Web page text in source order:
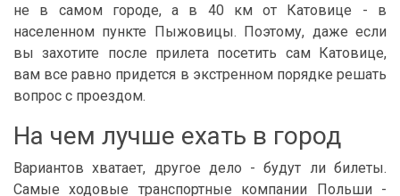
не в самом городе, а в 40 км от Катовице - в
населенном пункте Пыжовицы. Поэтому, даже если
вы захотите после прилета посетить сам Катовице,
вам все равно придется в экстренном порядке решать
вопрос с проездом.
На чем лучше ехать в город
Вариантов хватает, другое дело - будут ли билеты.
Самые ходовые транспортные компании Польши -